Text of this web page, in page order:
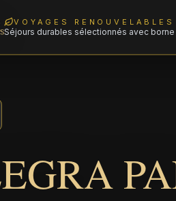
VOYAGES RENOUVELABLES
Séjours durables sélectionnés avec